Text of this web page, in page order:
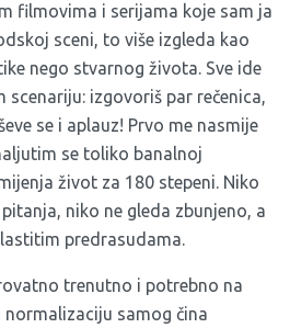
filmovima i serijama koje sam ja
sceni, to više izgleda kao
nego stvarnog života. Sve ide
scenariju: izgovoriš par rečenica,
se i aplauz! Prvo me nasmije
se toliko banalnoj
život za 180 stepeni. Niko
niko ne gleda zbunjeno, a
predrasudama.
trenutno i potrebno na
samog čina